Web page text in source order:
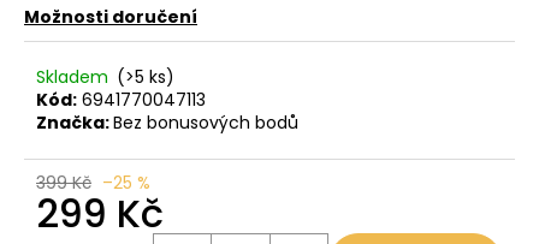
Možnosti doručení
Skladem (>5 ks)
Kód: 6941770047113
Značka:Bez bonusových bodů
399 Kč –25 %
299 Kč
o
p
o
u
č
u